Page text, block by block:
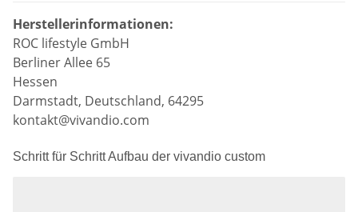
Herstellerinformationen:
ROC lifestyle GmbH
Berliner Allee 65
Hessen
Darmstadt, Deutschland, 64295
kontakt@vivandio.com
Schritt für Schritt Aufbau der vivandio custom